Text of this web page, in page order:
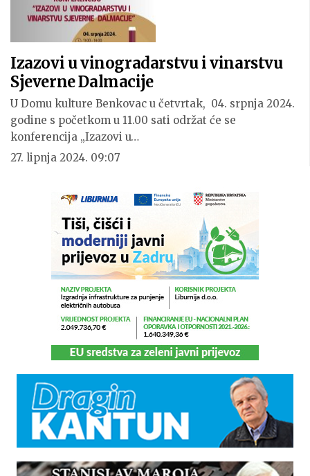
Izazovi u vinogradarstvu i vinarstvu
Sjeverne Dalmacije
U Domu kulture Benkovac u četvrtak, 04. srpnja 2024.
godine s početkom u 11.00 sati održat će se
konferencija „Izazovi u…
27. lipnja 2024. 09:07